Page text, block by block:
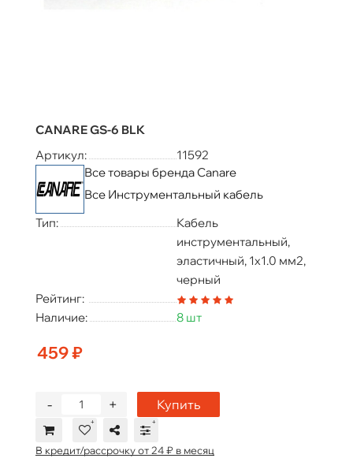
CANARE GS-6 BLK
Артикул:
11592
Все товары бренда Canare
Все Инструментальный кабель
Тип:
Кабель
инструментальный,
эластичный, 1х1.0 мм2,
черный
Рейтинг:
Наличие:
8 шт
459 ₽
+
- Купить
В кредит/рассрочку от 24 ₽ в месяц